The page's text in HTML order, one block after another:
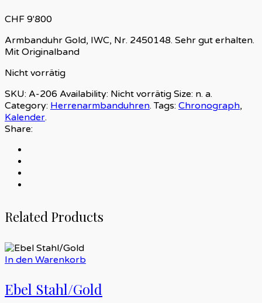
CHF 9'800
Armbanduhr Gold, IWC, Nr. 2450148. Sehr gut erhalten.
Mit Originalband
Nicht vorrätig
SKU: A-206 Availability: Nicht vorrätig Size: n. a.
Category: Herrenarmbanduhren. Tags: Chronograph,
Kalender.
Share:
Related Products
In den Warenkorb
Ebel Stahl/Gold